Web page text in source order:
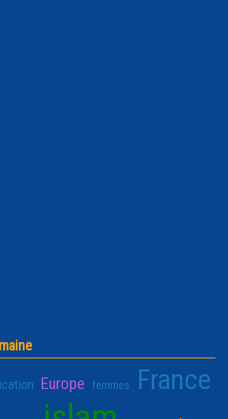
Europe femmes France